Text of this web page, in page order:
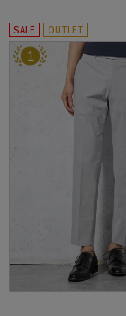
SALE OUTLET
1